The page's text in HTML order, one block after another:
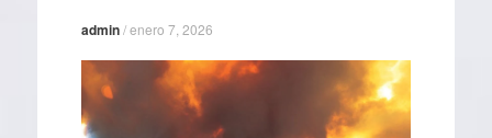
admin/enero 7, 2026